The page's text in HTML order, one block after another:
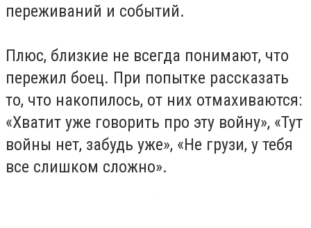
переживаний и событий.
Плюс, близкие не всегда понимают, что
пережил боец. При попытке рассказать
то, что накопилось, от них отмахиваются:
«Хватит уже говорить про эту войну», «Тут
войны нет, забудь уже», «Не грузи, у тебя
все слишком сложно».